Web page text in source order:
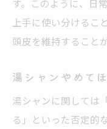
す。このように、日
上手に使い分けるこ
頭皮を維持すること
湯シャンやめて
湯シャンに関しては
る」といった否定的